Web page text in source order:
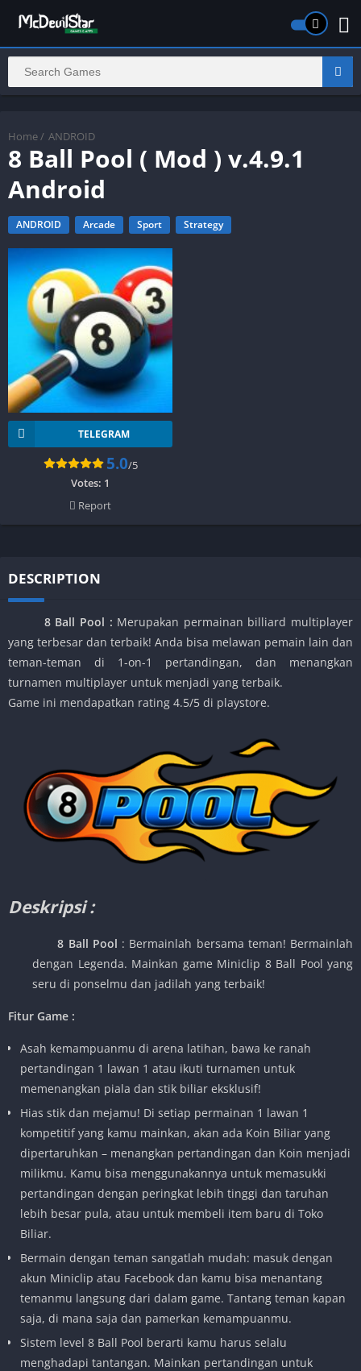
Home / ANDROID
8 Ball Pool ( Mod ) v.4.9.1
Android
ANDROID Arcade Sport Strategy
TELEGRAM
5.0/5
Votes: 1
Report
DESCRIPTION
8 Ball Pool : Merupakan permainan billiard multiplayer
yang terbesar dan terbaik! Anda bisa melawan pemain lain dan
teman-teman di 1-on-1 pertandingan, dan menangkan
turnamen multiplayer untuk menjadi yang terbaik.
Game ini mendapatkan rating 4.5/5 di playstore.
Deskripsi :
8 Ball Pool : Bermainlah bersama teman! Bermainlah
dengan Legenda. Mainkan game Miniclip 8 Ball Pool yang
seru di ponselmu dan jadilah yang terbaik!
Fitur Game :
Asah kemampuanmu di arena latihan, bawa ke ranah
pertandingan 1 lawan 1 atau ikuti turnamen untuk
memenangkan piala dan stik biliar eksklusif!
Hias stik dan mejamu! Di setiap permainan 1 lawan 1
kompetitif yang kamu mainkan, akan ada Koin Biliar yang
dipertaruhkan – menangkan pertandingan dan Koin menjadi
milikmu. Kamu bisa menggunakannya untuk memasukki
pertandingan dengan peringkat lebih tinggi dan taruhan
lebih besar pula, atau untuk membeli item baru di Toko
Biliar.
Bermain dengan teman sangatlah mudah: masuk dengan
akun Miniclip atau Facebook dan kamu bisa menantang
temanmu langsung dari dalam game. Tantang teman kapan
saja, di mana saja dan pamerkan kemampuanmu.
Sistem level 8 Ball Pool berarti kamu harus selalu
menghadapi tantangan. Mainkan pertandingan untuk